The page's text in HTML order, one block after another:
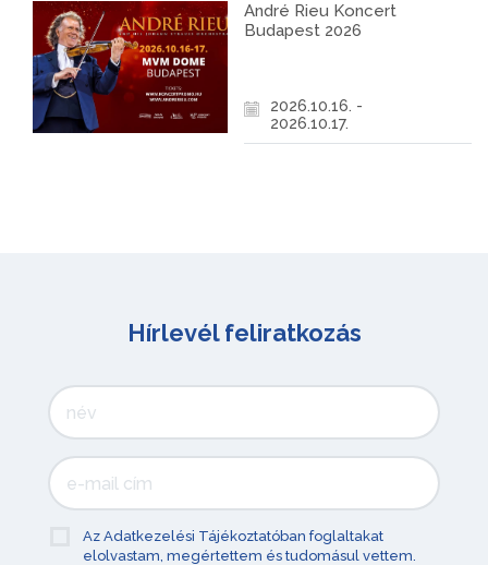
André Rieu Koncert
Budapest 2026
2026.10.16. -
2026.10.17.
Hírlevél feliratkozás
Az Adatkezelési Tájékoztatóban foglaltakat
elolvastam, megértettem és tudomásul vettem.